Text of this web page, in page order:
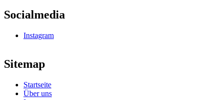
Socialmedia
Instagram
Sitemap
Startseite
Über uns